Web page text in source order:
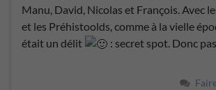
Manu, David, Nicolas et François. Avec
et les Préhistoolds, comme à la vielle
était un délit
: secret spot. Donc